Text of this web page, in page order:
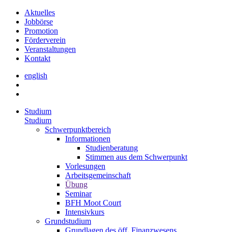
Aktuelles
Jobbörse
Promotion
Förderverein
Veranstaltungen
Kontakt
english
Studium
Studium
Schwerpunktbereich
Informationen
Studienberatung
Stimmen aus dem Schwerpunkt
Vorlesungen
Arbeitsgemeinschaft
Übung
Seminar
BFH Moot Court
Intensivkurs
Grundstudium
Grundlagen des öff. Finanzwesens